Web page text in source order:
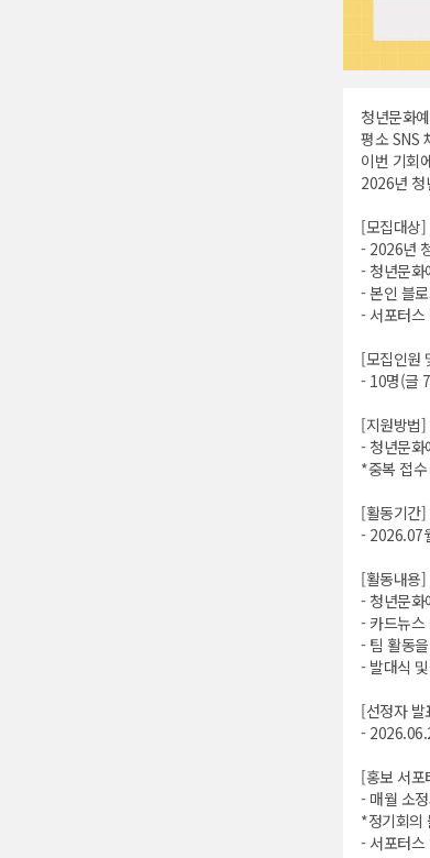
청년문화
평소 SNS
이번 기회
2026년 청
[모집대상]
- 2026년
- 청년문화
- 본인 블
- 서포터스
[모집인원
- 10명(글
[지원방법]
- 청년문화
*중복 접
[활동기간]
- 2026.07
[활동내용]
- 청년문화
- 카드뉴스
- 팀 활동
- 발대식
[선정자 발
-
[홍보 서포
- 매월 소
*정기회의
- 서포터스